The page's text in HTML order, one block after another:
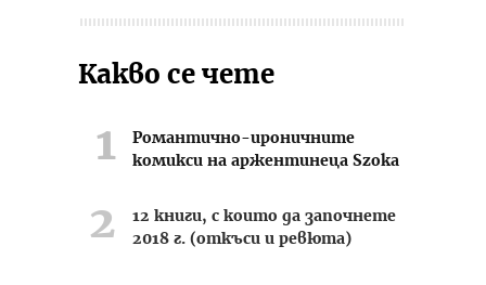
Какво се чете
Романтично-ироничните
комикси на аржентинеца Szoka
12 книги, с които да започнете
2018 г. (откъси и ревюта)